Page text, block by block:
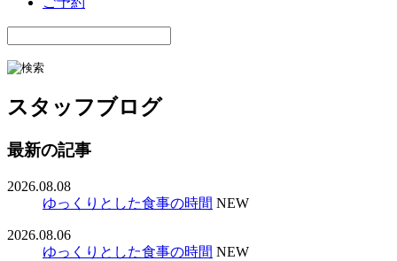
スタッフブログ
最新の記事
2026.08.08
ゆっくりとした食事の時間 NEW
2026.08.06
ゆっくりとした食事の時間 NEW